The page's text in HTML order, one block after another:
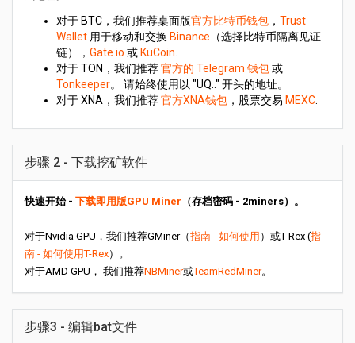
对于 BTC，我们推荐桌面版官方比特币钱包 ， Trust
Wallet 用于移动和交换 Binance （选择比特币隔离见证
链）， Gate.io 或 KuCoin
对于 TON，我们推荐官方的 Telegram 钱包或
Tonkeeper。 请始终使用以 "UQ.." 开头的地址。
对于 XNA，我们推荐官方XNA钱包 ，股票交易 MEXC
步骤 2 - 下载挖矿软件
快速开始 - 下载即用版GPU Miner （存档密码 - 2miners）。
对于Nvidia GPU，我们推荐GMiner（指南 - 如何使用 ）或T-Rex (指
南 - 如何使用T-Rex）。
对于AMD GPU， 我们推荐NBMiner或TeamRedMiner。
步骤3 - 编辑bat文件